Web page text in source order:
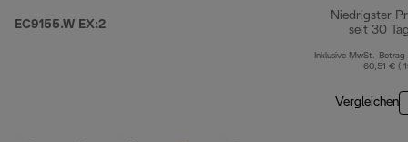
EC9155.W EX:2
Niedrigster
seit 30
Inklusive MwSt.-Betrag
60,51 € (
Vergleichen